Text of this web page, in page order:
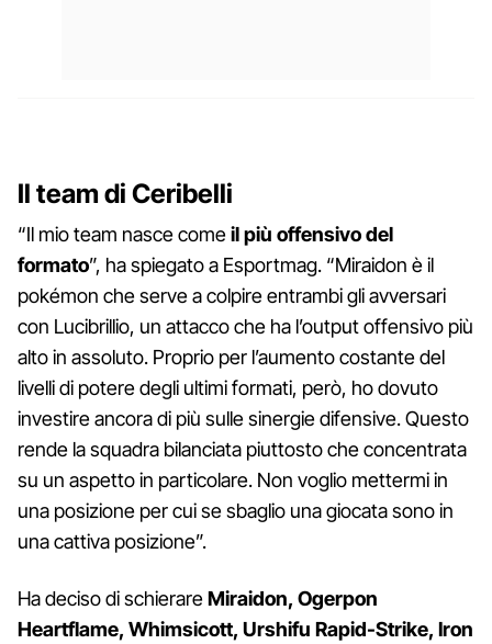
Il team di Ceribelli
“Il mio team nasce comeil più offensivo del
formato”, ha spiegato a Esportmag. “Miraidon è il
pokémon che serve a colpire entrambi gli avversari
con Lucibrillio, un attacco che ha l’output offensivo più
alto in assoluto. Proprio per l’aumento costante del
livelli di potere degli ultimi formati, però, ho dovuto
investire ancora di più sulle sinergie difensive. Questo
rende la squadra bilanciata piuttosto che concentrata
su un aspetto in particolare. Non voglio mettermi in
una posizione per cui se sbaglio una giocata sono in
una cattiva posizione”.
Ha deciso di schierareMiraidon, Ogerpon
Heartflame, Whimsicott, Urshifu Rapid-Strike, Iron